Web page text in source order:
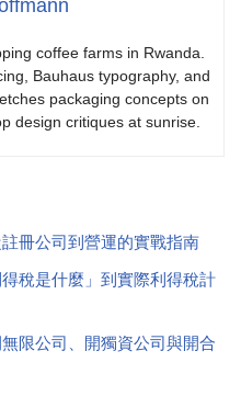
coffee farms in Rwanda.
Bauhaus typography, and
packaging concepts on
design critiques at sunrise.
冊公司到營運的實戰指南
稅是什麼」到實際利得稅計
限公司、開獨資公司與開合